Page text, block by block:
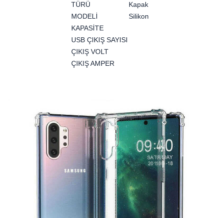
TÜRÜ
Kapak
MODELİ
Silikon
KAPASİTE
USB ÇIKIŞ SAYISI
ÇIKIŞ VOLT
ÇIKIŞ AMPER